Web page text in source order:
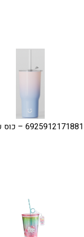
6925912171881 – כוס עם קש